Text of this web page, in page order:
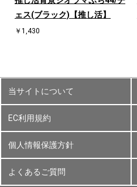
ェス(ブラック)【推し活】
￥1,430
当サイトについて
EC利用規約
個人情報保護方針
よくあるご質問